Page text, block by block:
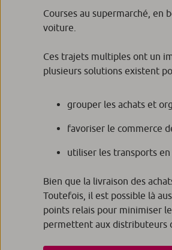
Courses au supermarché, en
voiture.
Ces trajets multiples ont un
plusieurs solutions existent
grouper les achats et
favoriser le commerce
utiliser les transports en
Bien que la livraison des
Toutefois, il est possible là
points relais pour minimiser
permettent aux distributeurs